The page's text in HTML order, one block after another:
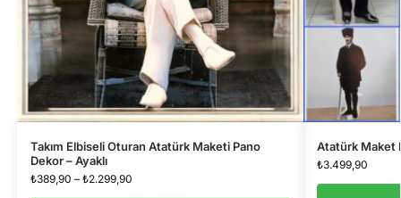
Takım Elbiseli Oturan Atatürk Maketi Pano
Dekor – Ayaklı
₺389,90 – ₺2.299,90
Atatürk Maket
₺3.499,90